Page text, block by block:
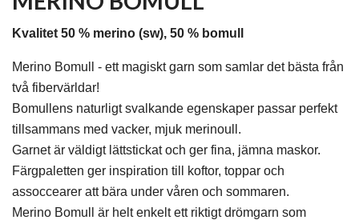
Kvalitet 50 % merino (sw), 50 % bomull
Merino Bomull - ett magiskt garn som samlar det bästa från
två fibervärldar!
Bomullens naturligt svalkande egenskaper passar perfekt
tillsammans med vacker, mjuk merinoull.
Garnet är väldigt lättstickat och ger fina, jämna maskor.
Färgpaletten ger inspiration till koftor, toppar och
assoccearer att bära under våren och sommaren.
Merino Bomull är helt enkelt ett riktigt drömgarn som